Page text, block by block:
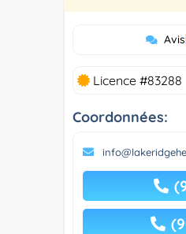
Avis
Licence #83288
Coordonnées: